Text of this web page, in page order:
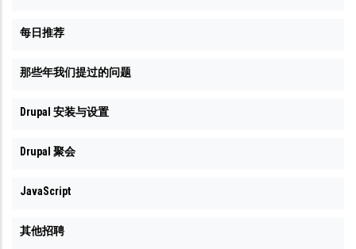
每日推荐
那些年我们提过的问题
Drupal 安装与设置
Drupal 聚会
JavaScript
其他招聘